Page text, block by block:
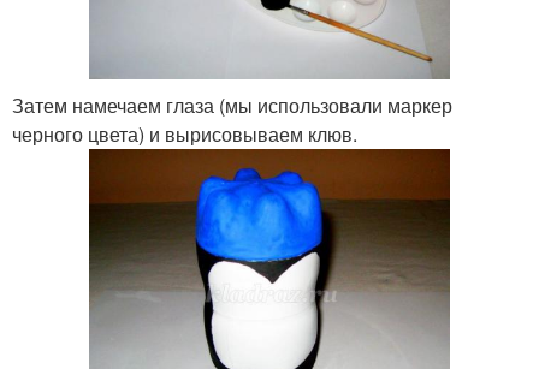
Затем намечаем глаза (мы использовали маркер
черного цвета) и вырисовываем клюв.